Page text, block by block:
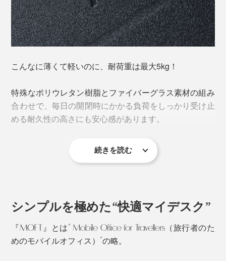
無意識に力んでいた上半身の力が抜けて、姿勢がラク
ークにも集中できます。
パタンと閉じればパソコンと一体化！
指に余計な力を入れなくても開閉できるちょうどいい磁
力なのに、持ち運ぶ時にスタンドが開いてこない。シー
ムレスで、スタンドを外付けしているという違和感がほ
段階の高さにもセッティングできるというスグレモノ。
こんなに薄くて軽いのに、耐荷重は最大5kg！
特殊なポリウレタン樹脂とファイバーグラス素材の組み
合わせで、毎日の開閉時にかかる負荷をしっかり受け止
める耐久性の高さにも安心感があります。
続きを読む
シンプルを極めた“快適マイデスク”
『MOFT』とは“ Mobile Office for Travellers（旅行者のた
めのモバイルオフィス）”の略。